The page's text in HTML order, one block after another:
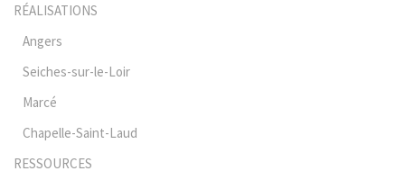
RÉALISATIONS
Angers
Seiches-sur-le-Loir
Marcé
Chapelle-Saint-Laud
RESSOURCES